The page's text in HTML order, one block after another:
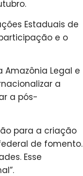
Estaduais de
e o
Legal e
a
a pós-
para a criação
de fomento.
Esse